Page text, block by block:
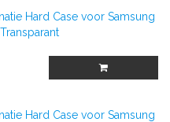
Hard Case voor Samsung
Hard Case voor Samsung